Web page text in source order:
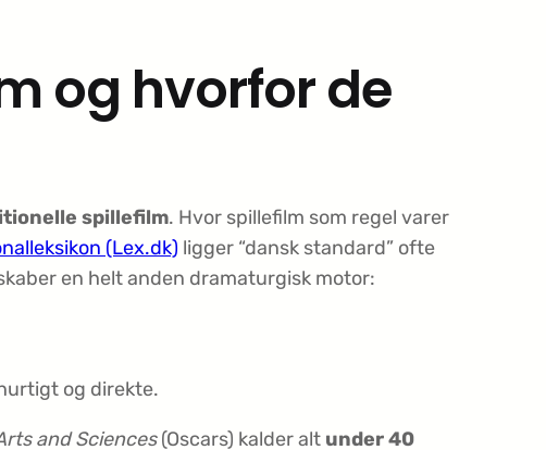
og hvorfor de
spillefilm. Hvor spillefilm som regel varer
(Lex.dk) ligger “dansk standard” ofte
en helt anden dramaturgisk motor:
og direkte.
and Sciences(Oscars) kalder alt under 40